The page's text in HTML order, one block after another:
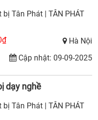
Tân Phát | TÂN PHÁT
Hà Nội
Cập nhật: 09-09-2025
dạy nghề
Tân Phát | TÂN PHÁT